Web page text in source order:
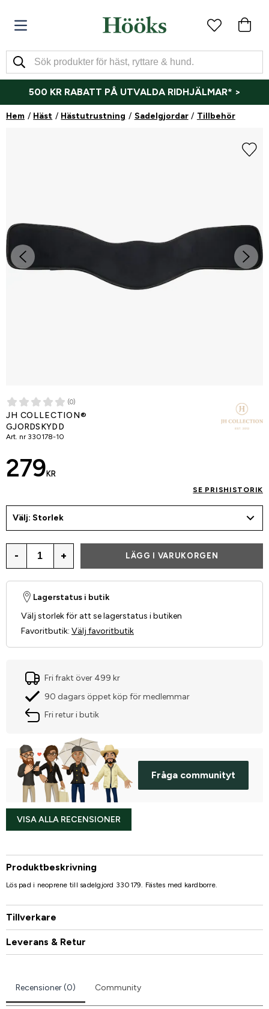
500 KR RABATT PÅ UTVALDA RIDHJÄLMAR* >
Hem Häst Hästutrustning Sadelgjordar Tillbehör
(0)
JH COLLECTION®
GJORDSKYDD
Art. nr 330178-10
279 KR
SE PRISHISTORIK
Välj: Storlek
- + LÄGG I VARUKORGEN
Lagerstatus i butik
Välj storlek för att se lagerstatus i butiken
Favoritbutik: Välj favoritbutik
Fri frakt över 499 kr
90 dagars öppet köp för medlemmar
Fri retur i butik
Fråga communityt
VISA ALLA RECENSIONER
Produktbeskrivning
Lös pad i neoprene till sadelgjord 330179. Fästes med kardborre.
Tillverkare
Leverans & Retur
Recensioner (0) Community